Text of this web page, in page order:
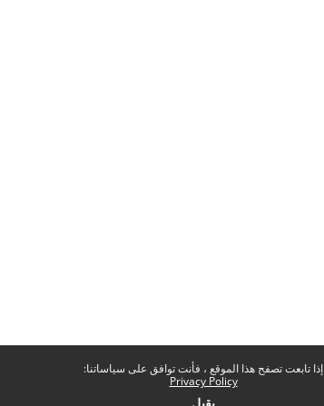
إذا تابعت تصفح هذا الموقع ، فأنت توافق على سياساتنا:
Privacy Policy